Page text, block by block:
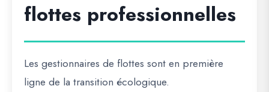
flottes professionnelles
Les gestionnaires de flottes sont en première
ligne de la transition écologique.